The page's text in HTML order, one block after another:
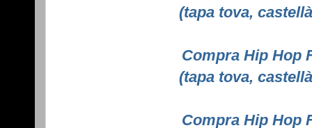
(tapa tova,
Compra Hip Hop
(tapa tova,
Compra Hip Hop